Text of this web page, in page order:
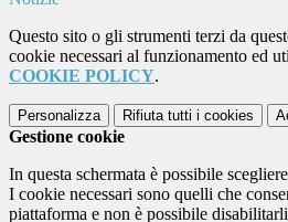
Questo sito o gli strumenti terzi da
cookie necessari al funzionamento ed
COOKIE POLICY.
Personalizza Rifiuta tutti i cookies
Gestione cookie
In questa schermata è possibile
I cookie necessari sono quelli che
piattaforma e non è possibile